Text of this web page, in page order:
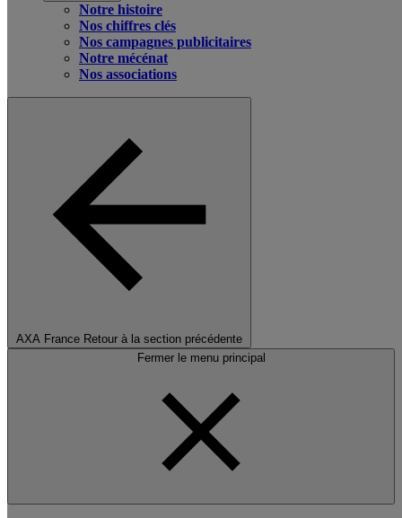
Notre histoire
Nos chiffres clés
Nos campagnes publicitaires
Notre mécénat
Nos associations
AXA France Retour à la section précédente
Fermer le menu principal